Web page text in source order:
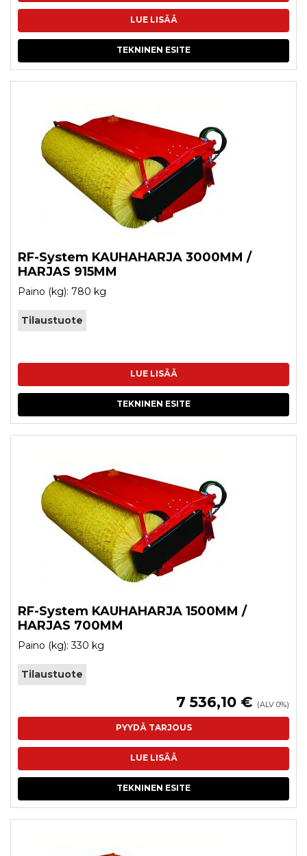
LUE LISÄÄ
TEKNINEN ESITE
RF-System KAUHAHARJA 3000MM /
HARJAS 915MM
Paino (kg): 780 kg
Tilaustuote
LUE LISÄÄ
TEKNINEN ESITE
RF-System KAUHAHARJA 1500MM /
HARJAS 700MM
Paino (kg): 330 kg
Tilaustuote
7 536,10 € (ALV 0%)
PYYDÄ TARJOUS
LUE LISÄÄ
TEKNINEN ESITE